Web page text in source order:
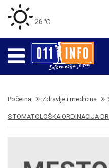
26 ℃
Početna Zdravlje i medicina
STOMATOLOŠKA ORDINACIJA